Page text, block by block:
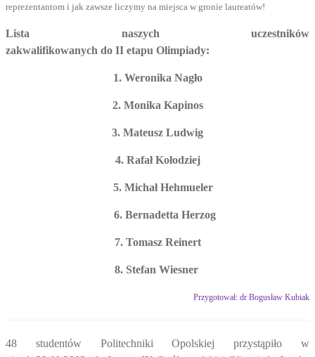
reprezentantom i jak zawsze liczymy na miejsca w gronie laureatów!
Lista naszych uczestników
zakwalifikowanych do II etapu Olimpiady:
1. Weronika Nagło
2. Monika Kapinos
3. Mateusz Ludwig
4. Rafał Kołodziej
5. Michał Hehmueler
6. Bernadetta Herzog
7. Tomasz Reinert
8. Stefan Wiesner
Przygotował: dr Bogusław Kubiak
48 studentów Politechniki Opolskiej przystąpiło w